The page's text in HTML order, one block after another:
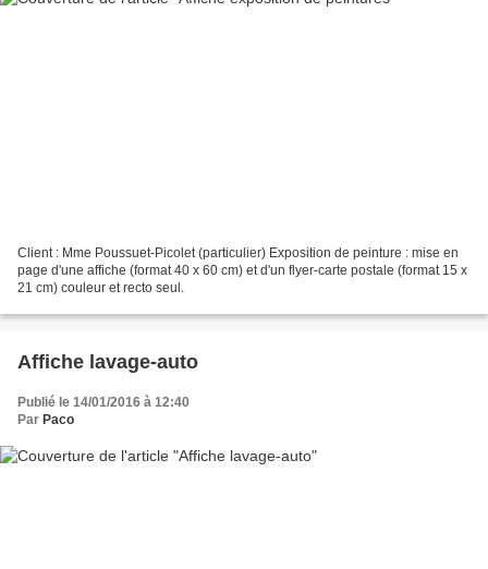
Client : Mme Poussuet-Picolet (particulier) Exposition de peinture : mise en
page d'une affiche (format 40 x 60 cm) et d'un flyer-carte postale (format 15 x
21 cm) couleur et recto seul.
Affiche lavage-auto
Publié le 14/01/2016 à 12:40
Par Paco